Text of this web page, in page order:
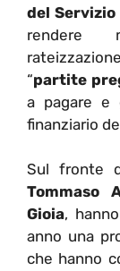
del
rendere
“partite
a pagare e
finanziario
Sul fronte
Tommaso
Gioia,
anno una
che hanno